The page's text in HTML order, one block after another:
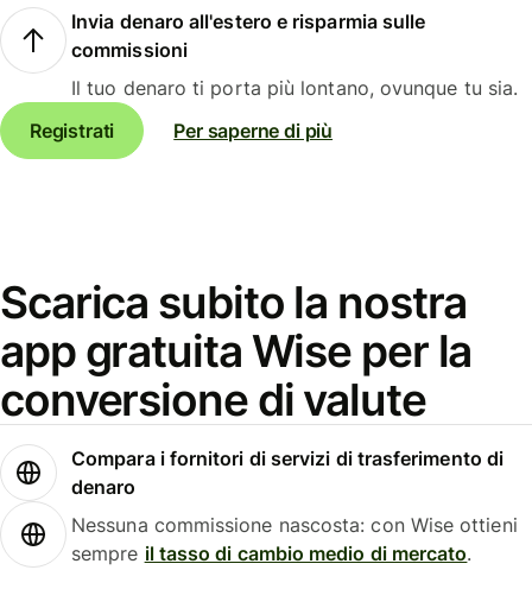
Invia denaro all'estero e risparmia sulle
commissioni
Il tuo denaro ti porta più lontano, ovunque tu sia.
Registrati
Per saperne di più
Scarica subito la nostra
app gratuita Wise per la
conversione di valute
Compara i fornitori di servizi di trasferimento di
denaro
Nessuna commissione nascosta: con Wise ottieni
sempre il tasso di cambio medio di mercato.